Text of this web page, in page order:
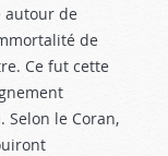
autour de
de
Ce fut cette
Selon le Coran,